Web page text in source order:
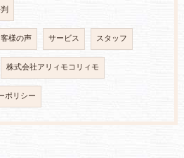
様の声 サービス スタッフ
株式会社アリィモコリィモ
ポリシー